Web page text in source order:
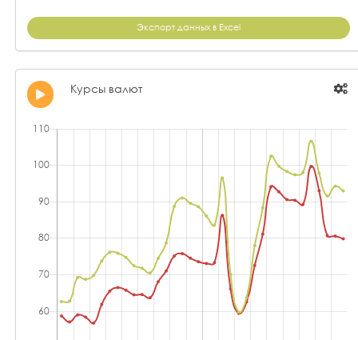
Экспорт данных в Excel
Курсы валют